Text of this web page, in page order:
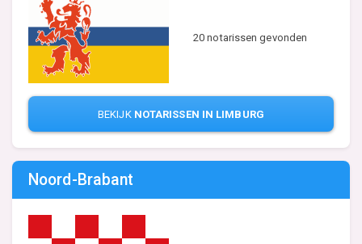
20 notarissen gevonden
BEKIJK NOTARISSEN IN LIMBURG
Noord-Brabant